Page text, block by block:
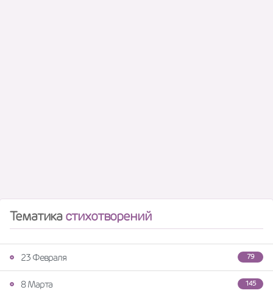
Тематикастихотворений
79
23 Февраля
145
8 Марта